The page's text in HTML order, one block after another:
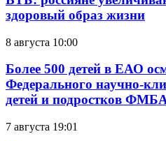
здоровый образ жизни
8 августа 10:00
Более 500 детей в ЕАО
Федерального научно-
детей и подростков
7 августа 19:01